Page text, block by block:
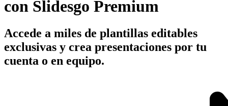
con Slidesgo Premium
Accede a miles de plantillas editables
exclusivas y crea presentaciones por tu
cuenta o en equipo.